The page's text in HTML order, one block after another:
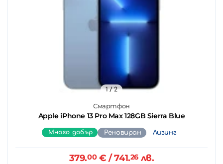
Смартфон
Apple iPhone 13 Pro Max 128GB Sierra Blue
1/ 2
Много добър Реновиран Лизинг
379.00€ / 741.26лв.